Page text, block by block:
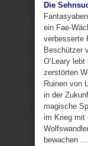
Die
ein Fae-
verbesserte
Beschützer
O’Leary
zerstörten
Ruinen von
in der
magische
im Krieg mit
bewachen